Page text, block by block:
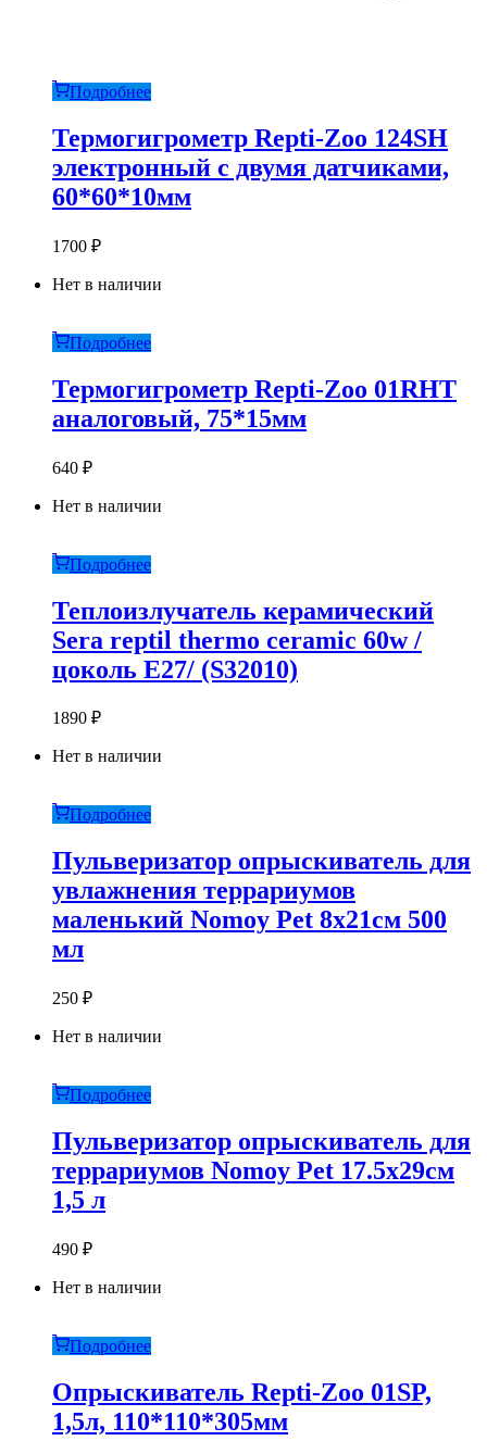
Подробнее
Термогигрометр Repti-Zoo 124SH
электронный с двумя датчиками,
60*60*10мм
1700 ₽
Нет в наличии
Подробнее
Термогигрометр Repti-Zoo 01RHT
аналоговый, 75*15мм
640 ₽
Нет в наличии
Подробнее
Теплоизлучатель керамический
Sera reptil thermo ceramic 60w /
цоколь Е27/ (S32010)
1890 ₽
Нет в наличии
Подробнее
Пульверизатор опрыскиватель для
увлажнения террариумов
маленький Nomoy Pet 8х21см 500
мл
250 ₽
Нет в наличии
Подробнее
Пульверизатор опрыскиватель для
террариумов Nomoy Pet 17.5х29см
1,5 л
490 ₽
Нет в наличии
Подробнее
Опрыскиватель Repti-Zoo 01SP,
1,5л, 110*110*305мм